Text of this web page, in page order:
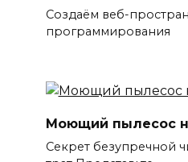
Создаём веб-
программирования
Моющий пылесос
Секрет безупречной